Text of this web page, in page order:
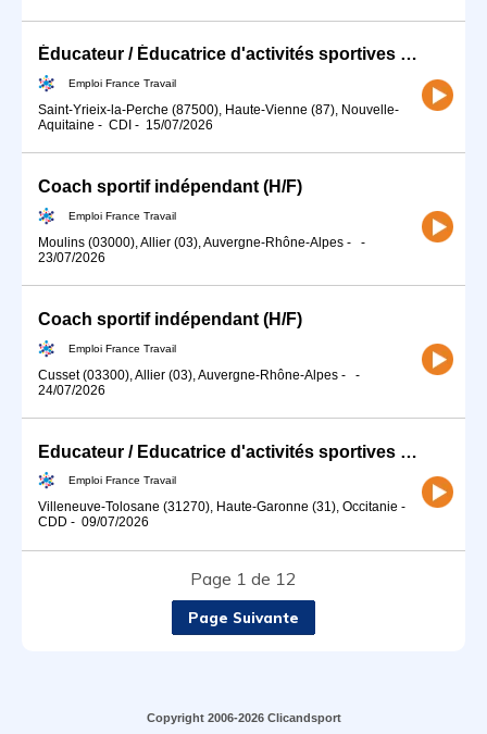
Éducateur / Éducatrice d'activités sportives (H/F)
Emploi France Travail
Saint-Yrieix-la-Perche (87500), Haute-Vienne (87), Nouvelle-
Aquitaine - CDI - 15/07/2026
Coach sportif indépendant (H/F)
Emploi France Travail
Moulins (03000), Allier (03), Auvergne-Rhône-Alpes -
-
23/07/2026
Coach sportif indépendant (H/F)
Emploi France Travail
Cusset (03300), Allier (03), Auvergne-Rhône-Alpes -
-
24/07/2026
Educateur / Educatrice d'activités sportives (H/F)
Emploi France Travail
Villeneuve-Tolosane (31270), Haute-Garonne (31), Occitanie -
CDD - 09/07/2026
Page 1 de 12
Page Suivante
Copyright 2006-2026 Clicandsport